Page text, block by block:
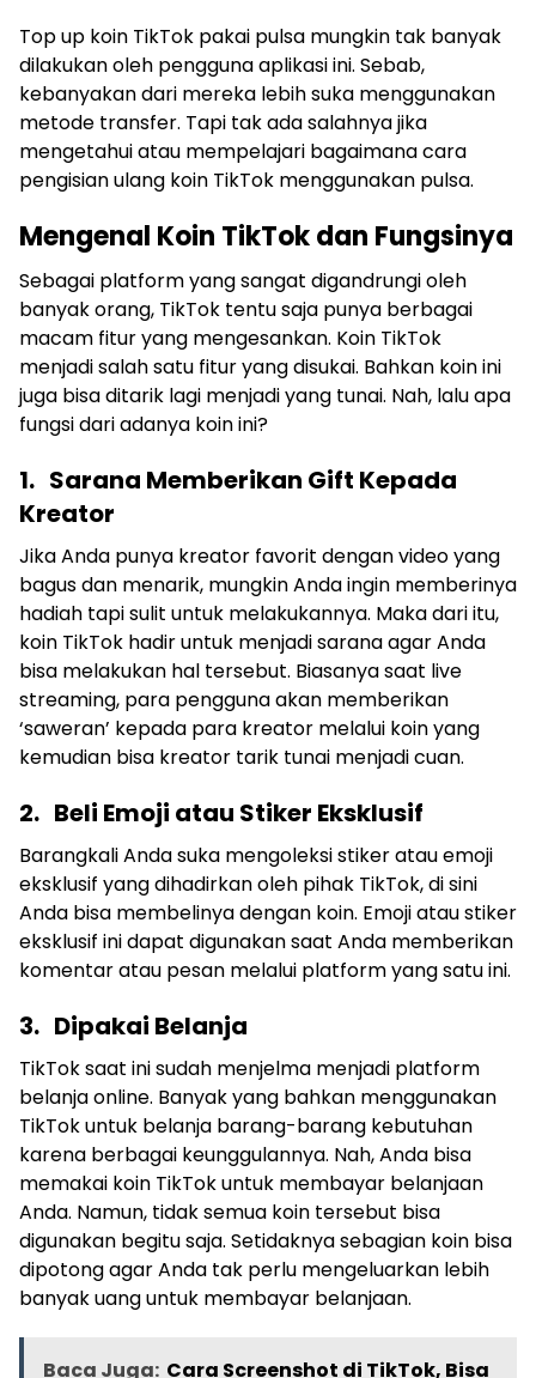
Top up koin TikTok pakai pulsa mungkin tak banyak
dilakukan oleh pengguna aplikasi ini. Sebab,
kebanyakan dari mereka lebih suka menggunakan
metode transfer. Tapi tak ada salahnya jika
mengetahui atau mempelajari bagaimana cara
pengisian ulang koin TikTok menggunakan pulsa.
Mengenal Koin TikTok dan Fungsinya
Sebagai platform yang sangat digandrungi oleh
banyak orang, TikTok tentu saja punya berbagai
macam fitur yang mengesankan. Koin TikTok
menjadi salah satu fitur yang disukai. Bahkan koin ini
juga bisa ditarik lagi menjadi yang tunai. Nah, lalu apa
fungsi dari adanya koin ini?
1. Sarana Memberikan Gift Kepada
Kreator
Jika Anda punya kreator favorit dengan video yang
bagus dan menarik, mungkin Anda ingin memberinya
hadiah tapi sulit untuk melakukannya. Maka dari itu,
koin TikTok hadir untuk menjadi sarana agar Anda
bisa melakukan hal tersebut. Biasanya saat live
streaming, para pengguna akan memberikan
‘saweran’ kepada para kreator melalui koin yang
kemudian bisa kreator tarik tunai menjadi cuan.
2. Beli Emoji atau Stiker Eksklusif
Barangkali Anda suka mengoleksi stiker atau emoji
eksklusif yang dihadirkan oleh pihak TikTok, di sini
Anda bisa membelinya dengan koin. Emoji atau stiker
eksklusif ini dapat digunakan saat Anda memberikan
komentar atau pesan melalui platform yang satu ini.
3. Dipakai Belanja
TikTok saat ini sudah menjelma menjadi platform
belanja online. Banyak yang bahkan menggunakan
TikTok untuk belanja barang-barang kebutuhan
karena berbagai keunggulannya. Nah, Anda bisa
memakai koin TikTok untuk membayar belanjaan
Anda. Namun, tidak semua koin tersebut bisa
digunakan begitu saja. Setidaknya sebagian koin bisa
dipotong agar Anda tak perlu mengeluarkan lebih
banyak uang untuk membayar belanjaan.
Baca Juga: Cara Screenshot di TikTok, Bisa